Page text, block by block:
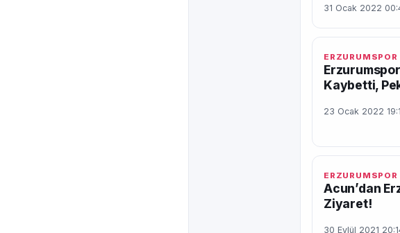
31 Ocak 2022
ERZURUMSPOR
Kaybetti,
23 Ocak 2022
ERZURUMSPOR
Acun’dan
Ziyaret!
30 Eylül 2021